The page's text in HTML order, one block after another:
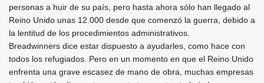
personas a huir de su país, pero hasta ahora sólo han llegado al
Reino Unido unas 12.000 desde que comenzó la guerra, debido a
la lentitud de los procedimientos administrativos.
Breadwinners dice estar dispuesto a ayudarles, como hace con
todos los refugiados. Pero en un momento en que el Reino Unido
enfrenta una grave escasez de mano de obra, muchas empresas